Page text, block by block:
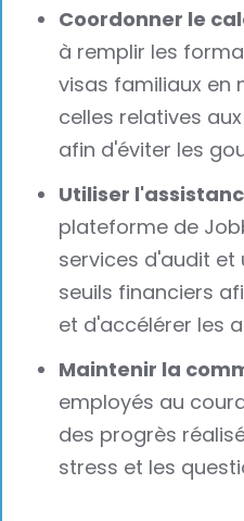
Coordonner le
à remplir les
visas familiaux en
celles relatives
afin d'éviter les
Utiliser
plateforme de
services d'audit
seuils financiers
et d'accélérer les
Maintenir la
employés au
des progrès
stress et les